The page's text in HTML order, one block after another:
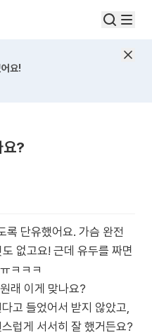
요!
요?
록 단유했어요. 가슴 완전
없고요! 근데 유두를 짜면
ㅋㅋㅋ
래 이게 맞나요?
고 들었어서 받지 않았고,
럽게 서서히 잘 했거든요?